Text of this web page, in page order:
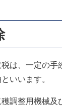
は、一定の手
いいます。
調整用機械及